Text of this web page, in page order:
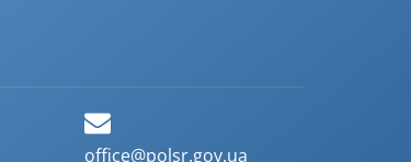
office@polsr.gov.ua